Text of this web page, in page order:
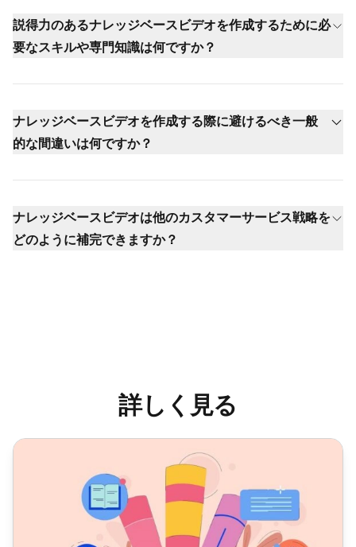
説得力のあるナレッジベースビデオを作成するために必
要なスキルや専門知識は何ですか？
ナレッジベースビデオを作成する際に避けるべき一般
的な間違いは何ですか？
ナレッジベースビデオは他のカスタマーサービス戦略を
どのように補完できますか？
詳しく見る
ナレッジベースを6つの簡単なステップで作成する方法（+